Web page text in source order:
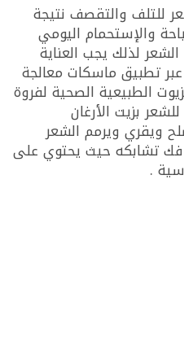
للتلف والتقصف نتيجة
والإستحمام اليومي
لذلك يجب العناية
عبر تطبيق ماسكات معالجة
الطبيعية الصحية لفروة
بزيت الأرغان
ويقري ويرمم الشعر
تشابكه حيث يحتوي على
.